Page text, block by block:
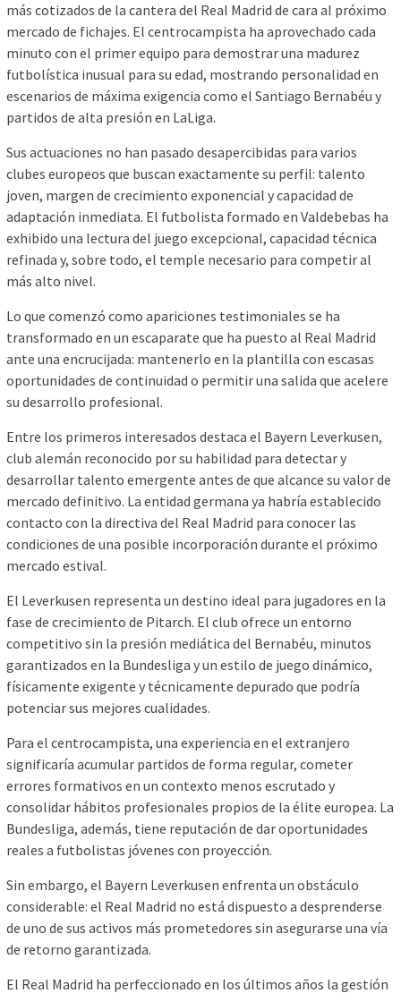
más cotizados de la cantera del Real Madrid de cara al próximo
mercado de fichajes. El centrocampista ha aprovechado cada
minuto con el primer equipo para demostrar una madurez
futbolística inusual para su edad, mostrando personalidad en
escenarios de máxima exigencia como el Santiago Bernabéu y
partidos de alta presión en LaLiga.
Sus actuaciones no han pasado desapercibidas para varios
clubes europeos que buscan exactamente su perfil: talento
joven, margen de crecimiento exponencial y capacidad de
adaptación inmediata. El futbolista formado en Valdebebas ha
exhibido una lectura del juego excepcional, capacidad técnica
refinada y, sobre todo, el temple necesario para competir al
más alto nivel.
Lo que comenzó como apariciones testimoniales se ha
transformado en un escaparate que ha puesto al Real Madrid
ante una encrucijada: mantenerlo en la plantilla con escasas
oportunidades de continuidad o permitir una salida que acelere
su desarrollo profesional.
Entre los primeros interesados destaca el Bayern Leverkusen,
club alemán reconocido por su habilidad para detectar y
desarrollar talento emergente antes de que alcance su valor de
mercado definitivo. La entidad germana ya habría establecido
contacto con la directiva del Real Madrid para conocer las
condiciones de una posible incorporación durante el próximo
mercado estival.
El Leverkusen representa un destino ideal para jugadores en la
fase de crecimiento de Pitarch. El club ofrece un entorno
competitivo sin la presión mediática del Bernabéu, minutos
garantizados en la Bundesliga y un estilo de juego dinámico,
físicamente exigente y técnicamente depurado que podría
potenciar sus mejores cualidades.
Para el centrocampista, una experiencia en el extranjero
significaría acumular partidos de forma regular, cometer
errores formativos en un contexto menos escrutado y
consolidar hábitos profesionales propios de la élite europea. La
Bundesliga, además, tiene reputación de dar oportunidades
reales a futbolistas jóvenes con proyección.
Sin embargo, el Bayern Leverkusen enfrenta un obstáculo
considerable: el Real Madrid no está dispuesto a desprenderse
de uno de sus activos más prometedores sin asegurarse una vía
de retorno garantizada.
El Real Madrid ha perfeccionado en los últimos años la gestión